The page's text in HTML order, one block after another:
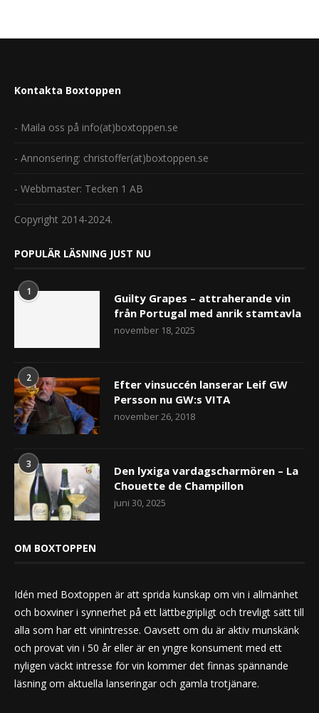
Kontakta Boxtoppen
- Maila oss på info(at)boxtoppen.se
- Annonsering: christoffer(at)boxtoppen.se
- Webbmaster: Tecken 1 AB
Copyright 2014-2024.
POPULÄR LÄSNING JUST NU
1
Guilty Grapes – attraherande vin
från Portugal med anrik stamtavla
november 18, 2025
2
Efter vinsuccén lanserar Leif GW
Persson nu GW:s VITA
november 26, 2018
3
Den lyxiga vardagscharmören – La
Chouette de Champillon
juni 30, 2025
OM BOXTOPPEN
Idén med Boxtoppen är att sprida kunskap om vin i allmänhet
och boxviner i synnerhet på ett lättbegripligt och trevligt sätt till
alla som har ett vinintresse. Oavsett om du är aktiv munskänk
och provat vin i 50 år eller är en yngre konsument med ett
nyligen väckt intresse för vin kommer det finnas spännande
läsning om aktuella lanseringar och gamla trotjänare.